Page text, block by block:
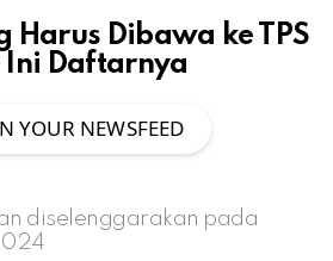
Harus Dibawa ke TPS
Ini Daftarnya
YOUR NEWSFEED
diselenggarakan pada